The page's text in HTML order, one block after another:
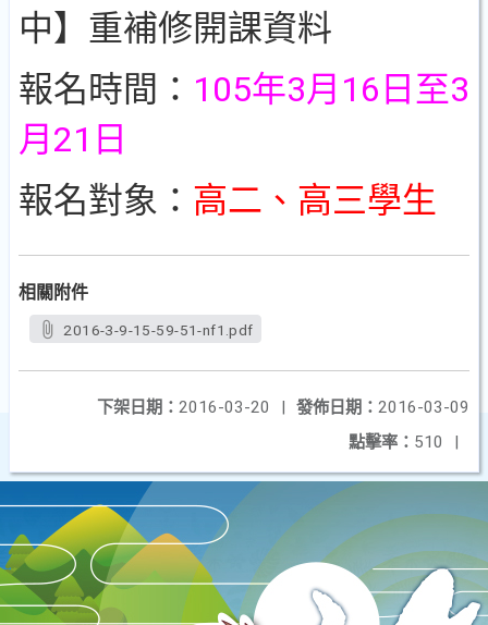
中】重補修開課資料
報名時間： 105年3月16日至3
月21日
報名對象： 高二、高三學生
相關附件
2016-3-9-15-59-51-nf1.pdf
發佈日期： 2016-03-09
下架日期： 2016-03-20
|
點擊率： 510 |